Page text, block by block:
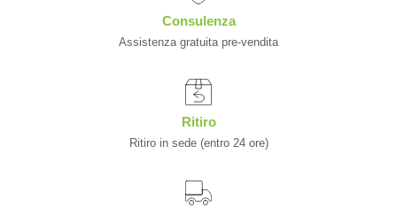
Consulenza
Assistenza gratuita pre-vendita
Ritiro
Ritiro in sede (entro 24 ore)